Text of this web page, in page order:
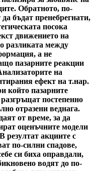
Обратното, по-
бъдат пренебрегнати,
посока
движението на
разликата между
а не
пазарните реакции
на
ефект на т.нар.
който пазарните
постепенно
отразени веднага.
от време, за да
оценъчните модели
резултат акциите с
по-силни спадове,
си биха оправдали,
водят до по-